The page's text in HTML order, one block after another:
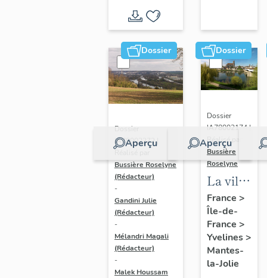
Dossier
Aperçu
Dossier
IA78002272 |
Bussière Roselyne
(Rédacteur)
-
Gandini Julie
(Rédacteur)
-
Mélandri Magali
(Rédacteur)
-
Malek Houssam
Dossier
Aperçu
Dossier
IA78002174 |
Réalisé par
Bussière
Roselyne
La ville
de
Mantes-
la-Jolie
France >
Île-de-
France >
Yvelines>
Mantes-
la-Jolie